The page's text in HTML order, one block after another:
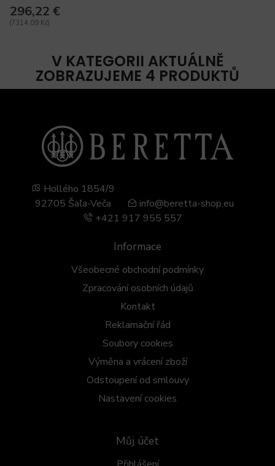
296,22 €
(7314,09 Kč)
V KATEGORII AKTUÁLNĚ
ZOBRAZUJEME 4 PRODUKTŮ
Informace
Všeobecné obchodní podmínky
Zpracování osobních údajů
Kontakt
Reklamační řád
Soubory cookies
Výměna a vrácení zboží
Odstoupení od smlouvy
Nastavení cookies
Můj účet
Hollého 1854/9
92705 Šaľa-Veča
info@beretta-shop.eu
+421 917 955 557